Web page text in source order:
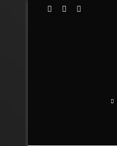
تسجيل الدخول
مقال عشوائي